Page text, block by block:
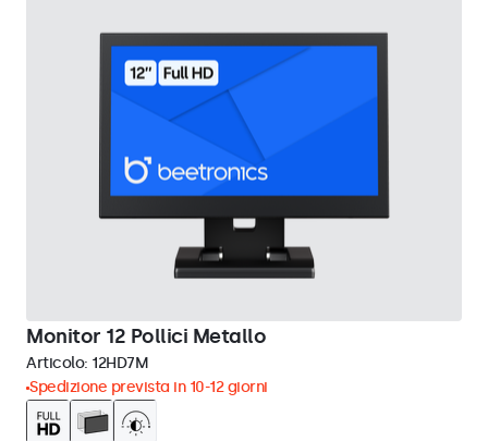
Monitor 12 Pollici Metallo
Articolo: 12HD7M
Spedizione prevista in 10-12 giorni